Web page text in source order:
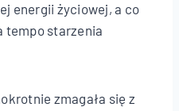
energii życiowej, a co
tempo starzenia
zmagała się z